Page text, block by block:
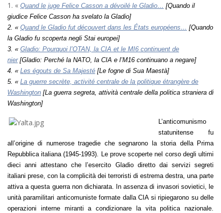
1. « Quand le juge Felice Casson a dévoilé le Gladio… [Quando il
giudice Felice Casson ha svelato la Gladio]
2. « Quand le Gladio fut découvert dans les États européens… [Quando
la Gladio fu scoperta negli Stai europei]
3. « Gladio: Pourquoi l’OTAN, la CIA et le MI6 continuent de
nier[Gladio: Perché la NATO, la CIA e l’M16 continuano a negare]
4. « Les égouts de Sa Majesté [Le fogne di Sua Maestà]
5. « La guerre secrète, activité centrale de la politique étrangère de
Washington [La guerra segreta, attività centrale della politica straniera di
Washington]
L’anticomunismo
statunitense fu
all’origine di numerose tragedie che segnarono la storia della Prima
Repubblica italiana (1945-1993). Le prove scoperte nel corso degli ultimi
dieci anni attestano che l’esercito Gladio diretto dai servizi segreti
italiani prese, con la complicità dei terroristi di estrema destra, una parte
attiva a questa guerra non dichiarata. In assenza di invasori sovietici, le
unità paramilitari anticomuniste formate dalla CIA si ripiegarono su delle
operazioni interne miranti a condizionare la vita politica nazionale.